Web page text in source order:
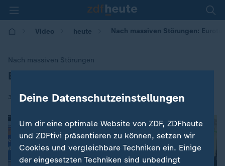
Video heute Nach massiven Störungen:
Nach massiven Störungen
:Eurotunnel: Zugverkehr rollt wieder an
31.12.2025 | 09:30
Deine Datenschutzeinstellungen
Um dir eine optimale Website von ZDF, ZDFheute
und ZDFtivi präsentieren zu können, setzen wir
Cookies und vergleichbare Techniken ein. Einige
der eingesetzten Techniken sind unbedingt